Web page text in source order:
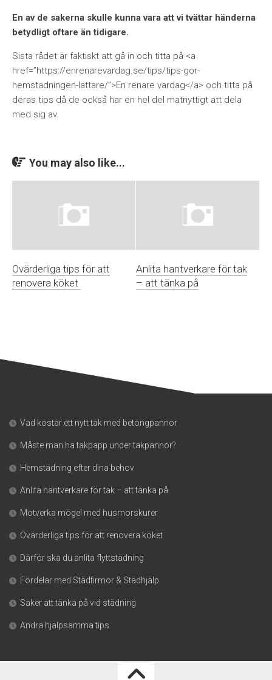
En av de sakerna skulle kunna vara att vi tvättar händerna
betydligt oftare än tidigare.
Sista rådet är faktiskt att gå in och titta på <a
href=”https://enrenarevardag.se/tips/tips-gor-
hemstadningen-lattare/”>En renare vardag</a> och titta på
deras tips då de också har en hel del matnyttigt att dela
med sig av.
You may also like...
Ovärderliga tips för att
renovera köket
Anlita hantverkare för tak
– att tänka på
Vad kostar ett nytt tak med betongpannor
Måste man ha takpapp under takpannor?
Hemstädning efter dina behov
Anlita hantverkare för tak – att tänka på
Motverka mögel med husmorskurer
Ovärderliga tips för att renovera köket
Därför ska du anlita flyttstädning
Fördelar med Städfirmor & Städhjälp
Saker att tänka på vid städning
Andra hjälpsamma tips